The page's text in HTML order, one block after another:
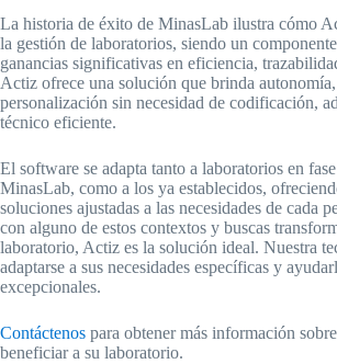
La historia de éxito de MinasLab ilustra cómo
la gestión de laboratorios, siendo un
ganancias significativas en eficiencia,
Actiz ofrece una solución que brinda
personalización sin necesidad de codificación,
técnico eficiente.
El software se adapta tanto a laboratorios en
MinasLab, como a los ya establecidos,
soluciones ajustadas a las necesidades de cada
con alguno de estos contextos y buscas
laboratorio, Actiz es la solución ideal. Nuestra
adaptarse a sus necesidades específicas y
excepcionales.
Contáctenos para obtener más información
beneficiar a su laboratorio.